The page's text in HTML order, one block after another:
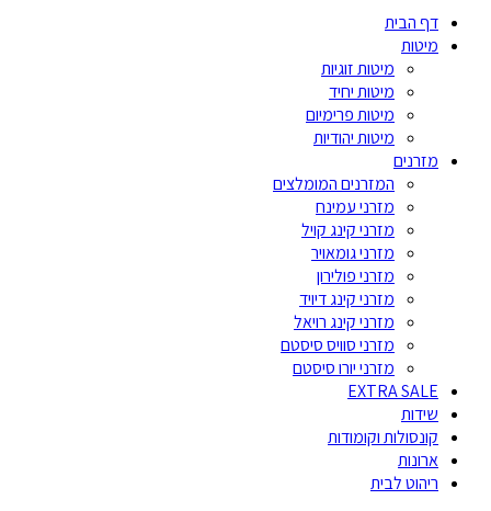
דף הבית
מיטות
מיטות זוגיות
מיטות יחיד
מיטות פרימיום
מיטות יהודיות
מזרנים
המזרנים המומלצים
מזרני עמינח
מזרני קינג קויל
מזרני גומאויר
מזרני פולירון
מזרני קינג דיויד
מזרני קינג רויאל
מזרני סוויס סיסטם
מזרני יורו סיסטם
EXTRA SALE
שידות
קונסולות וקומודות
ארונות
ריהוט לבית